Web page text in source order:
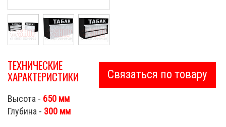
Связаться по товару
ТЕХНИЧЕСКИЕ
ХАРАКТЕРИСТИКИ
Высота - 650 мм
Глубина - 300 мм